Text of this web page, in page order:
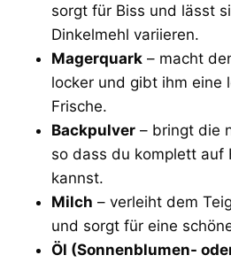
sorgt für Biss und lässt
Dinkelmehl variieren.
Magerquark – macht
locker und gibt ihm eine
Frische.
Backpulver – bringt die
so dass du komplett auf
kannst.
Milch – verleiht dem
und sorgt für eine
Öl (Sonnenblumen-